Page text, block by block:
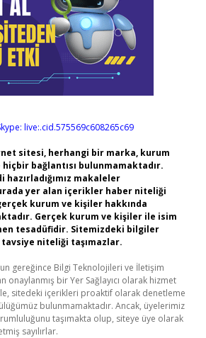
live:.cid.575569c608265c69
sitesi, herhangi bir marka, kurum
bağlantısı bulunmamaktadır.
hazırladığımız makaleler
yer alan içerikler haber niteliği
kurum ve kişiler hakkında
Gerçek kurum ve kişiler ile isim
tesadüfidir. Sitemizdeki bilgiler
niteliği taşımazlar.
gereğince Bilgi Teknolojileri ve İletişim
onaylanmış bir Yer Sağlayıcı olarak hizmet
sitedeki içerikleri proaktif olarak denetleme
bulunmamaktadır. Ancak, üyelerimiz
taşımakta olup, siteye üye olarak
sayılırlar.